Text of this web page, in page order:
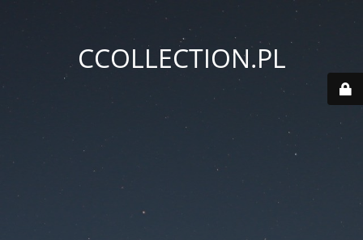
CCOLLECTION.PL